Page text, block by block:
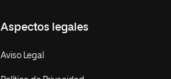
Aspectos legales
Aviso Legal